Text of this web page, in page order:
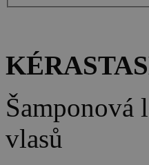
Šamponová
vlasů